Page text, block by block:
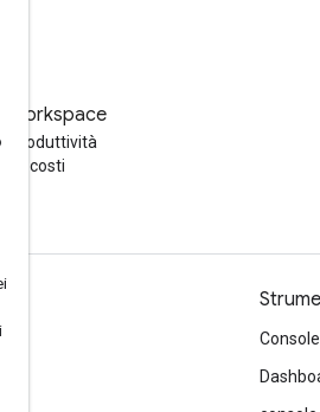
Workspace
produttività
costi